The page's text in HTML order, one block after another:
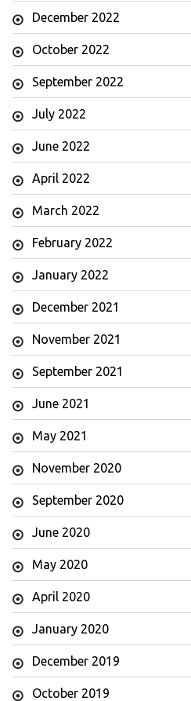
December 2022
October 2022
September 2022
July 2022
June 2022
April 2022
March 2022
February 2022
January 2022
December 2021
November 2021
September 2021
June 2021
May 2021
November 2020
September 2020
June 2020
May 2020
April 2020
January 2020
December 2019
October 2019